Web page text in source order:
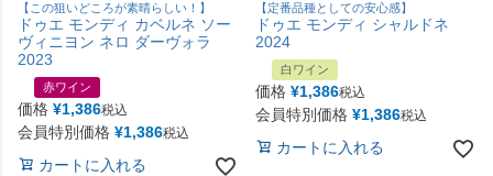
【この狙いどころが素晴らしい！】
ドゥエ モンディ カベルネ ソー
ヴィニヨン ネロ ダーヴォラ
2023
赤ワイン
価格 ¥1,386税込
会員特別価格 ¥1,386税込
カートに入れる
【定番品種としての安心感】
ドゥエ モンディ シャルドネ
2024
白ワイン
価格 ¥1,386税込
会員特別価格 ¥1,386税込
カートに入れる